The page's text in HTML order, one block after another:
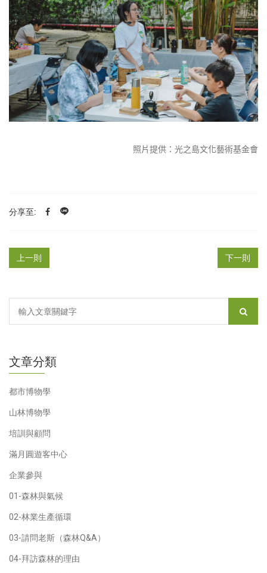
照片提供：光之島文化藝術基金會
分享至:
上一則 下一則
文章分類
都市博物學
山林博物學
培訓與顧問
滿月圓遊客中心
企業參與
01-森林與氣候
02-林業生產循環
03-請問老斯（森林Q&A）
04-拜訪森林的理由